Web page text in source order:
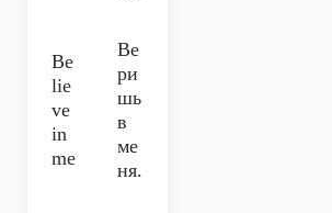
Be
lie
ve
in
me
Ве
ри
шь
в
ме
ня.